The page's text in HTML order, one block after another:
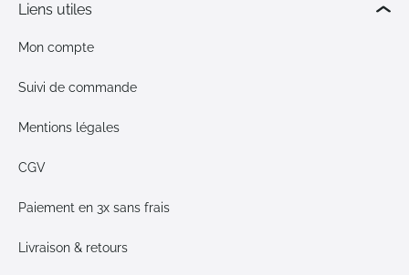
Liens utiles
Mon compte
Suivi de commande
Mentions légales
CGV
Paiement en 3x sans frais
Livraison & retours